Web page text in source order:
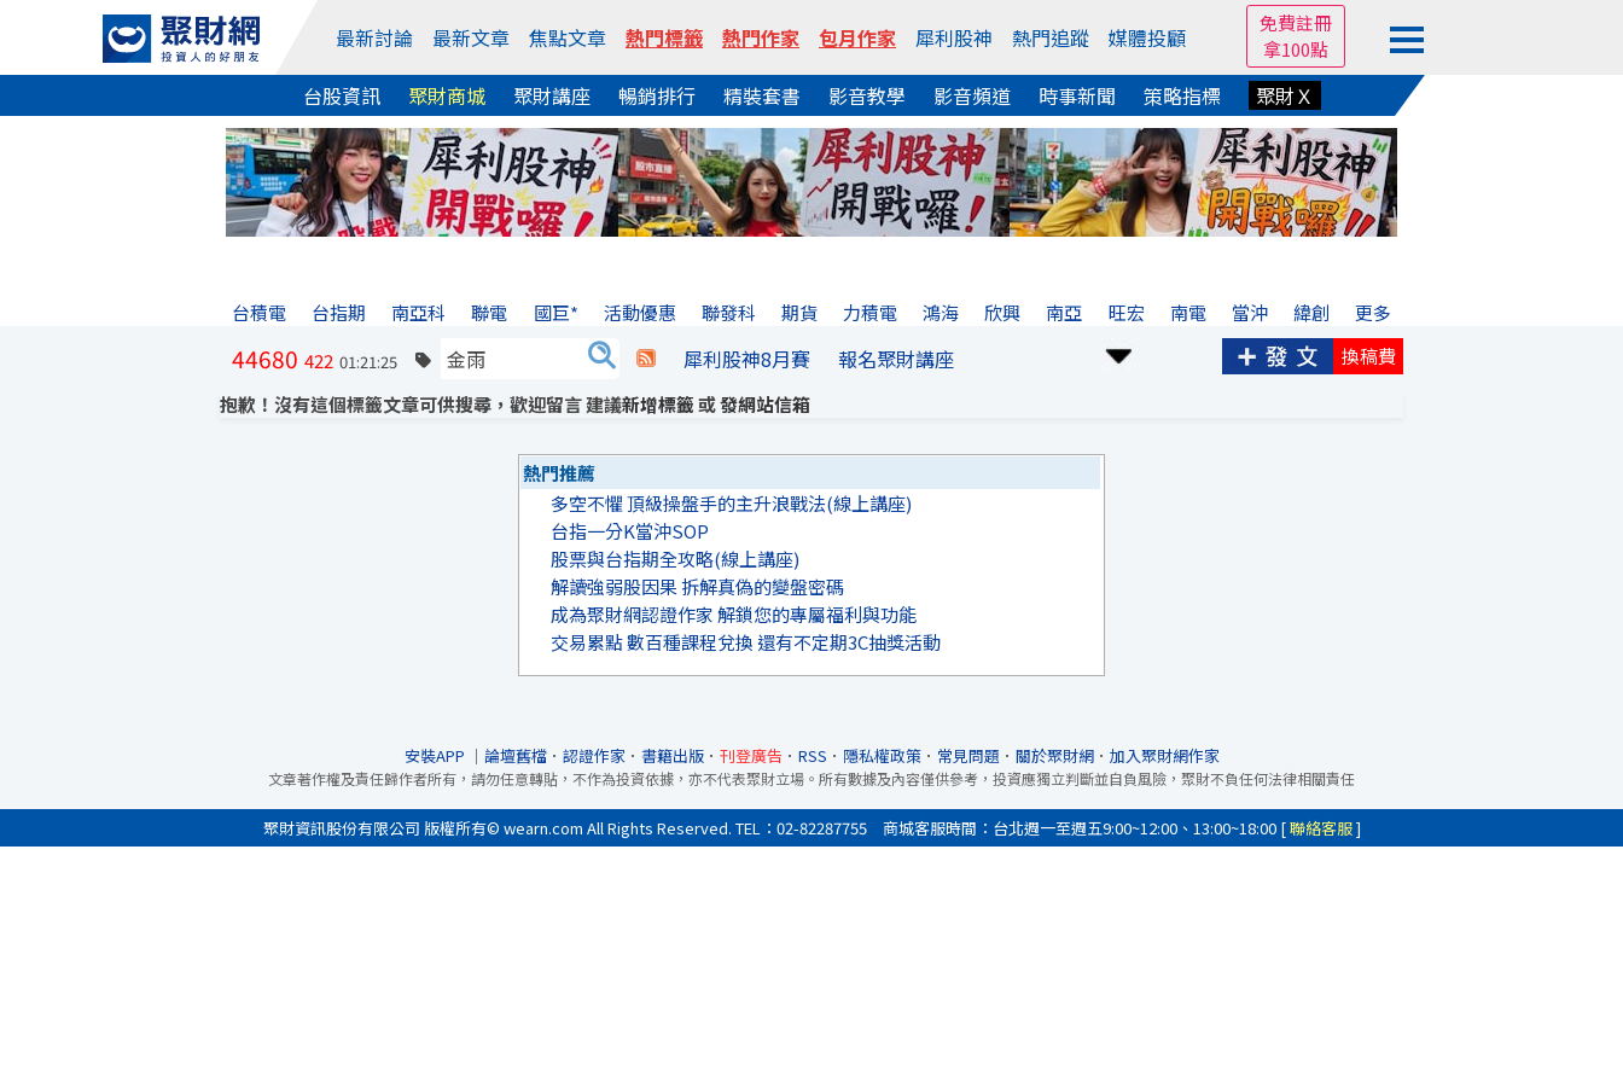
最新討論 最新文章 焦點文章 熱門標籤 熱門作家 包月作家 犀利股神 熱門追蹤 媒體投顧
免費註冊
拿100點
台股資訊 聚財商城 聚財講座 暢銷排行 精裝套書 影音教學 影音頻道 時事新聞 策略指標 聚財Ｘ
台積電 台指期 南亞科 聯電 國巨* 活動優惠 聯發科 期貨 力積電 鴻海 欣興 南亞 旺宏 南電 當沖 緯創 更多
44680 422 01:21:25 犀利股神8月賽 報名聚財講座
換稿費
抱歉！沒有這個標籤文章可供搜尋，歡迎留言 建議新增標籤或發網站信箱
熱門推薦
多空不懼 頂級操盤手的主升浪戰法(線上講座)
台指一分K當沖SOP
股票與台指期全攻略(線上講座)
解讀強弱股因果 拆解真偽的變盤密碼
成為聚財網認證作家 解鎖您的專屬福利與功能
交易累點 數百種課程兌換 還有不定期3C抽獎活動
安裝APP ｜ 論壇舊檔． 認證作家． 書籍出版． 刊登廣告 ． RSS ． 隱私權政策． 常見問題 ． 關於聚財網． 加入聚財網作家
文章著作權及責任歸作者所有，請勿任意轉貼，不作為投資依據，亦不代表聚財立場。所有數據及內容僅供參考，投資應獨立判斷並自負風險，聚財不負任何法律相關責任
聚財資訊股份有限公司 版權所有© wearn.com All Rights Reserved. TEL：02-82287755 商城客服時間：台北週一至週五9:00~12:00、13:00~18:00 [聯絡客服]